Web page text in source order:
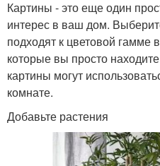
Картины - это еще один
интерес в ваш дом.
подходят к цветовой гамме
которые вы просто
картины могут
комнате.
Добавьте растения